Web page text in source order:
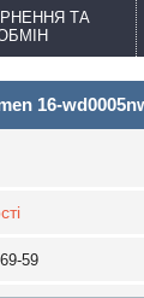
ТА
16-
59